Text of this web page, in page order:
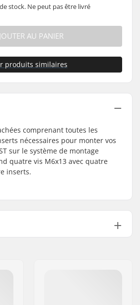
stock. Ne peut pas être livré
AU PANIER
produits similaires
comprenant toutes les
nécessaires pour monter vos
sur le système de montage
quatre vis M6x13 avec quatre
inserts.